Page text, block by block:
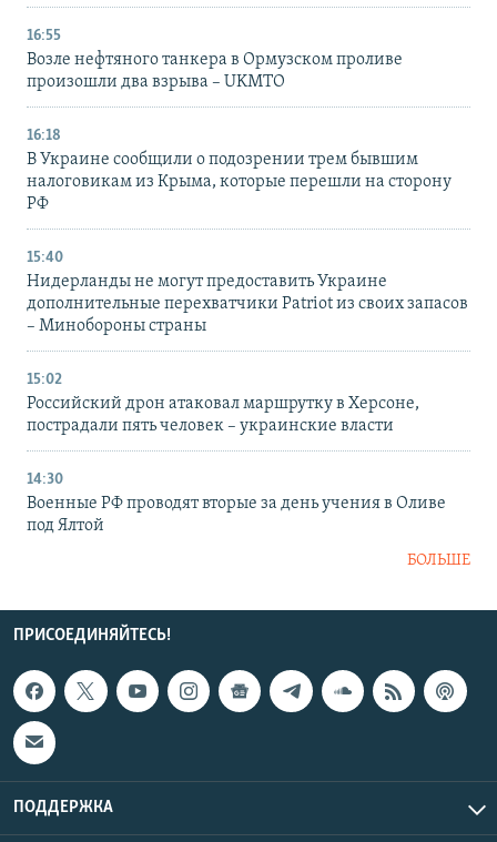
16:55
Возле нефтяного танкера в Ормузском проливе
произошли два взрыва – UKMTO
16:18
В Украине сообщили о подозрении трем бывшим
налоговикам из Крыма, которые перешли на сторону
РФ
15:40
Нидерланды не могут предоставить Украине
дополнительные перехватчики Patriot из своих запасов
– Минобороны страны
15:02
Российский дрон атаковал маршрутку в Херсоне,
пострадали пять человек – украинские власти
14:30
Военные РФ проводят вторые за день учения в Оливе
под Ялтой
БОЛЬШЕ
ПРИСОЕДИНЯЙТЕСЬ!
ПОДДЕРЖКА